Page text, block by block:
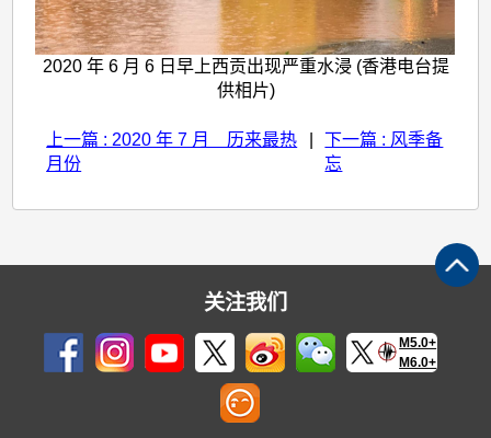
2020 年 6 月 6 日早上西贡出现严重水浸 (香港电台提
供相片)
上一篇 : 2020 年 7 月 历来最热
月份
下一篇 : 风季备
忘
关注我们
M5.0+
M6.0+